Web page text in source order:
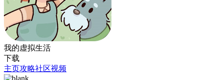
我的虚拟生活
下载
主页攻略社区视频